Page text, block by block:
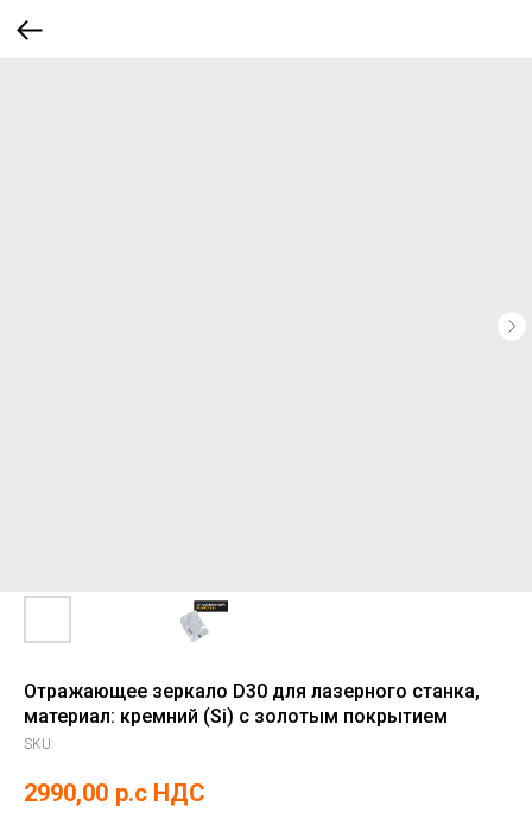
Отражающее зеркало D30 для лазерного станка,
материал: кремний (Si) с золотым покрытием
SKU:
2990,00 р.c НДС